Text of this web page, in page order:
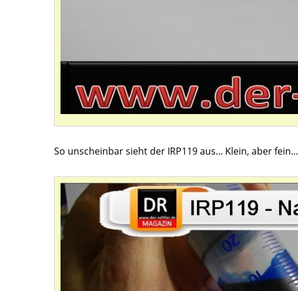
So unscheinbar sieht der IRP119 aus... Klein, aber fein...